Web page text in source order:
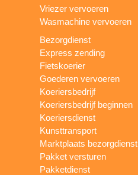
Vriezer vervoeren
Wasmachine vervoeren
Bezorgdienst
Express zending
Fietskoerier
Goederen vervoeren
Koeriersbedrijf
Koeriersbedrijf beginnen
Koeriersdienst
Kunsttransport
Marktplaats bezorgdienst
Pakket versturen
Pakketdienst